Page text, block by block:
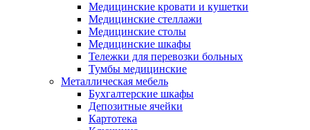
Медицинские кровати и кушетки
Медицинские стеллажи
Медицинские столы
Медицинские шкафы
Тележки для перевозки больных
Тумбы медицинские
Металлическая мебель
Бухгалтерские шкафы
Депозитные ячейки
Картотека